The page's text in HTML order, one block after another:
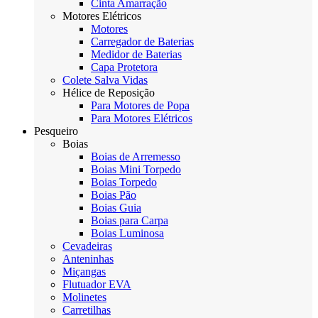
Cinta Amarração
Motores Elétricos
Motores
Carregador de Baterias
Medidor de Baterias
Capa Protetora
Colete Salva Vidas
Hélice de Reposição
Para Motores de Popa
Para Motores Elétricos
Pesqueiro
Boias
Boias de Arremesso
Boias Mini Torpedo
Boias Torpedo
Boias Pão
Boias Guia
Boias para Carpa
Boias Luminosa
Cevadeiras
Anteninhas
Miçangas
Flutuador EVA
Molinetes
Carretilhas